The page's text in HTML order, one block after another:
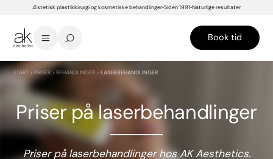
Æstetisk plastikkirurgi og kosmetiske behandlinger Siden 1991 Naturlige resultater
Book tid
START >PRISER>BEHANDLINGER >LASERBEHANDLINGER
Priser på laserbehandlinger
Priser på laserbehandlinger hos AK Aesthetics.